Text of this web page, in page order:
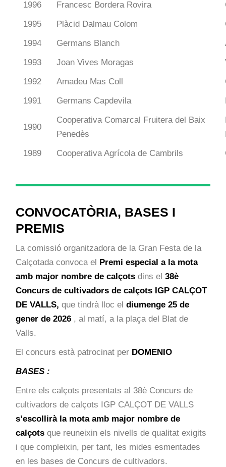
1996 Francesc Bordera Rovira
1995
Plàcid Dalmau Colom
1994
Germans Blanch
1993
Joan Vives Moragas
1992
Amadeu Mas Coll
1991
Germans Capdevila
1990
Cooperativa Comarcal Fruitera del Baix
Penedès
1989
Cooperativa Agrícola de Cambrils
CONVOCATÒRIA, BASES I
PREMIS
La comissió organitzadora de la Gran Festa de la
Calçotada convoca el
Premi especial a la mota
amb major nombre de calçots dins el 38è
Concurs de cultivadors de calçots IGP CALÇOT
DE VALLS, que tindrà lloc el diumenge 25 de
gener de 2026 , al matí, a la plaça del Blat de
Valls.
El concurs està patrocinat per DOMENIO
BASES :
Entre els calçots presentats al 38è Concurs de
cultivadors de calçots IGP CALÇOT DE VALLS
s’escollirà la mota amb major nombre de
calçots que reuneixin els nivells de qualitat exigits
i que compleixin, per tant, les mides esmentades
en les bases de Concurs de cultivadors.